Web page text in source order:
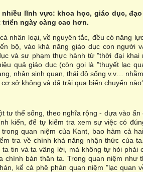
lĩnh vực: khoa học, giáo dục,
ngày càng cao hơn.
nhân loại, về nguyên tắc, đều có năng
bộ, vào khả năng giáo dục con người
và sư phạm thực hành từ "thời đại khai
quả giáo dục (còn gọi là "thuyết lạc
nhân sinh quan, thái độ sống v.v…
sở không và đã trải qua biến chuyển
tư thế sống, theo nghĩa rộng - dựa vào ẩn
kiến, để tự kiểm tra xem sự việc có
quan niệm của Kant, bao hàm cả
tra về chính khả năng nhận thức của
tin và ta vâng lời, mà không tự hỏi phải
chính bản thân ta. Trong quan niệm như
kể cả phê phán quan niệm "lạc quan